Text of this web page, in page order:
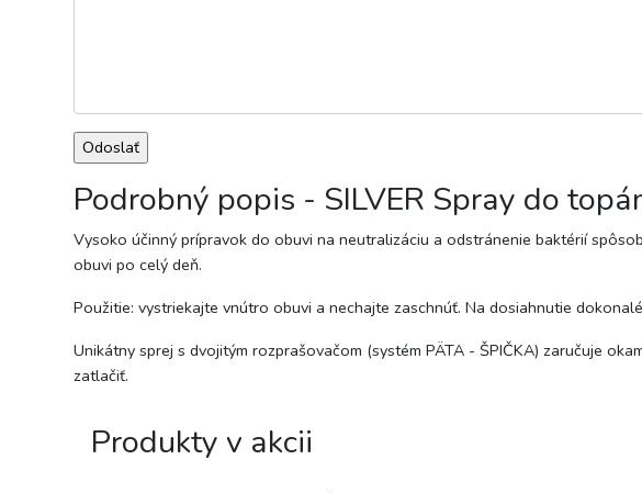
Podrobný popis - SILVER Spray do
Vysoko účinný prípravok do obuvi na neutralizáciu a odstránenie baktérií
obuvi po celý deň.
Použitie: vystriekajte vnútro obuvi a nechajte zaschnúť. Na dosiahnutie
Unikátny sprej s dvojitým rozprašovačom (systém PÄTA - ŠPIČKA) zaručuje
zatlačiť.
Produkty v akcii